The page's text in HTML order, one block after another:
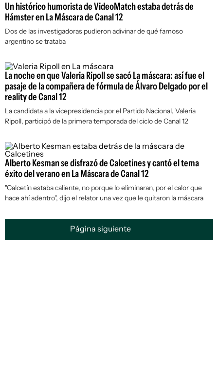
Un histórico humorista de VideoMatch estaba detrás de
Hámster en La Máscara de Canal 12
Dos de las investigadoras pudieron adivinar de qué famoso
argentino se trataba
La noche en que Valeria Ripoll se sacó La máscara: así fue el
pasaje de la compañera de fórmula de Álvaro Delgado por el
reality de Canal 12
La candidata a la vicepresidencia por el Partido Nacional, Valeria
Ripoll, participó de la primera temporada del ciclo de Canal 12
Alberto Kesman se disfrazó de Calcetines y cantó el tema
éxito del verano en La Máscara de Canal 12
"Calcetín estaba caliente, no porque lo eliminaran, por el calor que
hace ahí adentro", dijo el relator una vez que le quitaron la máscara
Página siguiente